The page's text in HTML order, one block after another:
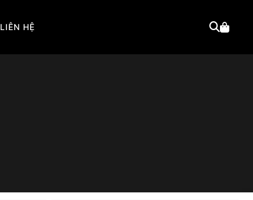
LIÊN HỆ